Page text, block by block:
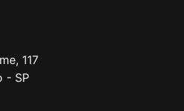
117
- SP